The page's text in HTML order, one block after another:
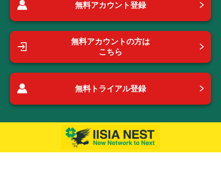
無料アカウント登録
無料アカウントの方は
こちら
無料トライアル登録